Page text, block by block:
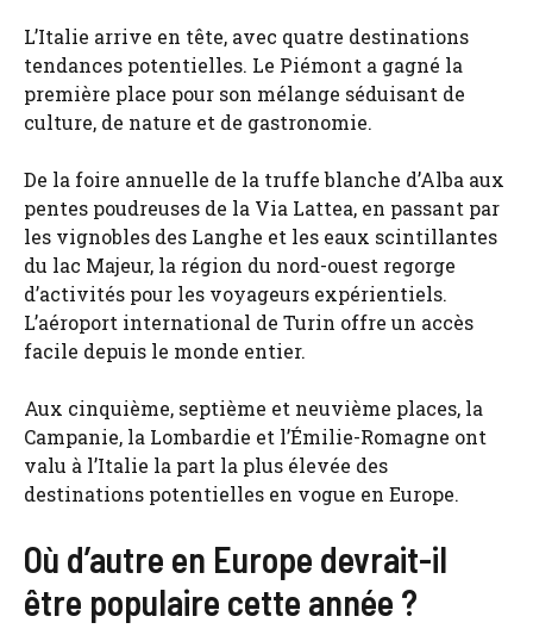
L’Italie arrive en tête, avec quatre destinations
tendances potentielles. Le Piémont a gagné la
première place pour son mélange séduisant de
culture, de nature et de gastronomie.
De la foire annuelle de la truffe blanche d’Alba aux
pentes poudreuses de la Via Lattea, en passant par
les vignobles des Langhe et les eaux scintillantes
du lac Majeur, la région du nord-ouest regorge
d’activités pour les voyageurs expérientiels.
L’aéroport international de Turin offre un accès
facile depuis le monde entier.
Aux cinquième, septième et neuvième places, la
Campanie, la Lombardie et l’Émilie-Romagne ont
valu à l’Italie la part la plus élevée des
destinations potentielles en vogue en Europe.
Où d’autre en Europe devrait-il
être populaire cette année ?